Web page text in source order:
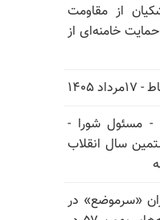
از مقاومت
خامنه‌ای از
- مسئول شورا -
بیستمین سال انقلاب
«سرموضع» در